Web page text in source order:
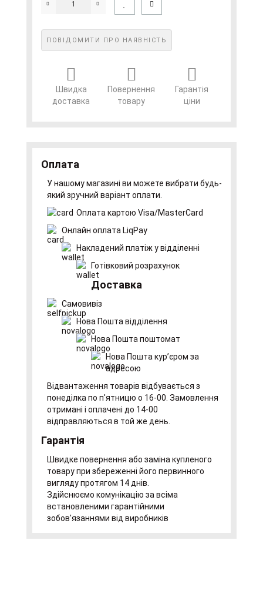
ПОВІДОМИТИ ПРО НАЯВНІСТЬ
Швидка
доставка
Повернення
товару
Гарантія
ціни
Оплата
У нашому магазині ви можете вибрати будь-
який зручний варіант оплати.
Оплата картою Visa/MasterCard
Онлайн оплата LiqPay
Накладений платіж у відділенні
Готівковий розрахунок
Доставка
Самовивіз
Нова Пошта відділення
Нова Пошта поштомат
Нова Пошта курʼєром за
адресою
Відвантаження товарів відбувається з
понеділка по п'ятницю о 16-00. Замовлення
отримані і оплачені до 14-00
відправляються в той же день.
Гарантія
Швидке повернення або заміна купленого
товару при збереженні його первинного
вигляду протягом 14 днів.
Здійснюємо комунікацію за всіма
встановленими гарантійними
зобов'язаннями від виробників